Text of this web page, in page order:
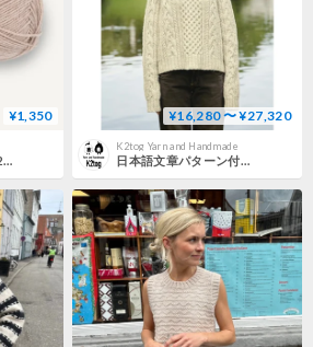
¥1,350
[Sandnes] Sunday - 2650
¥16,280 〜 ¥27,320
K2tog Yarn and Handmade
日本語文章パターン付キット Wilbur Cable Sweater